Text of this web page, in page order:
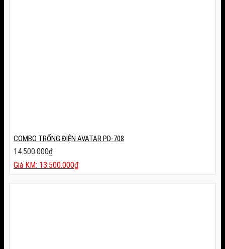
COMBO TRỐNG ĐIỆN AVATAR PD-708
14.500.000₫
Giá
gốc
là:
13.500.000₫
Giá
hiện